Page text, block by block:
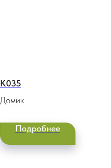
К035
Домик
Подробнее